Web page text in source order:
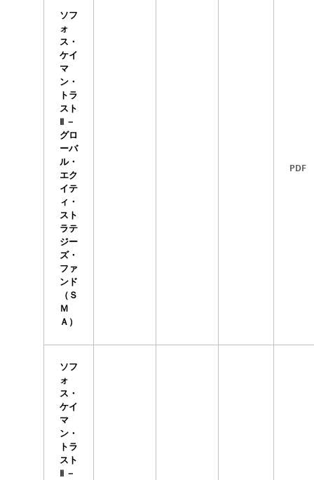
ソフ
ォ
ス・
ケイ
マ
ン・
トラ
スト
Ⅱ －
グロ
ーバ
ル・
エク
イテ
ィ・
スト
ラテ
ジー
ズ・
ファ
ンド
（Ｓ
Ｍ
Ａ）
PDF
ソフ
ォ
ス・
ケイ
マ
ン・
トラ
スト
Ⅱ －